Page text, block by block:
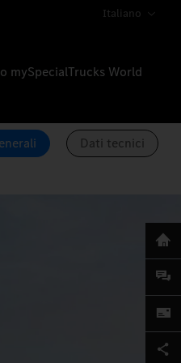
Italiano
mySpecialTrucks World
Dati tecnici